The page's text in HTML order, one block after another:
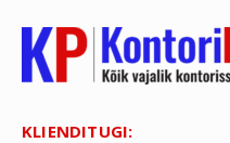
KLIENDITUGI: